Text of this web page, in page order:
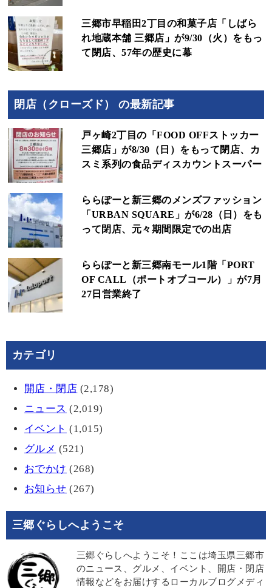
三郷市早稲田2丁目の和菓子店「しばら
れ地蔵本舗 三郷店」が9/30（火）をもっ
て閉店、57年の歴史に幕
閉店（クローズド） の最新記事
戸ヶ崎2丁目の「FOOD OFFストッカー
三郷店」が8/30（日）をもって閉店、カ
スミ系列の食品ディスカウントスーパー
ららぽーと新三郷のメンズファッション
「URBAN SQUARE」が6/28（日）をも
って閉店、元々期間限定での出店
ららぽーと新三郷南モール1階「PORT
OF CALL（ポートオブコール）」が7月
27日営業終了
カテゴリ
開店・閉店 (2,178)
ニュース (2,019)
イベント (1,015)
グルメ (521)
おでかけ (268)
お知らせ (267)
三郷ぐらしへようこそ
三郷ぐらしへようこそ！ここは埼玉県三郷市
のニュース、グルメ、イベント、開店・閉店
情報などをお届けするローカルブログメディ